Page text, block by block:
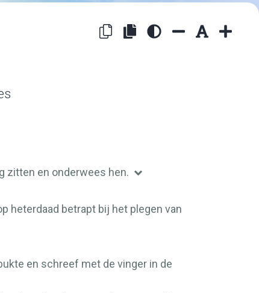
zitten en onderwees hen.
heterdaad betrapt bij het plegen van
en schreef met de vinger in de